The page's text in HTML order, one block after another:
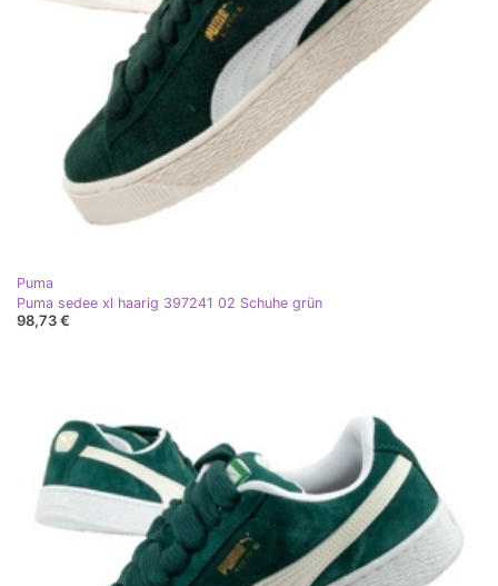
Puma
Puma sedee xl haarig 397241 02 Schuhe grün
98,73 €